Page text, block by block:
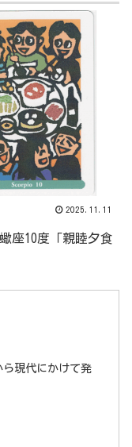
2025.11.11
座10度「親睦夕食
現代にかけて発